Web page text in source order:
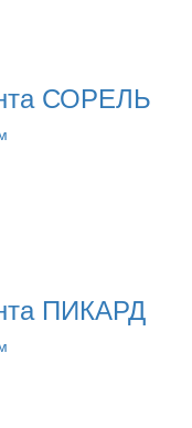
СОРЕЛЬ
ПИКАРД